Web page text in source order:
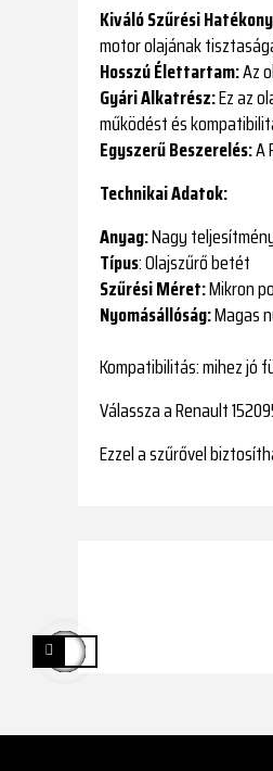
Kiváló Szűrési
motor olajának
Hosszú Élettartam:Az
Gyári Alkatrész:Ez az
működést és
Egyszerű Beszerelés:A
Technikai Adatok:
Anyag:Nagy
Típus: Olajszűrő betét
Szűrési Méret:Mikron
Nyomásállóság:Magas
Kompatibilitás: mihez jó
Válassza a Renault
Ezzel a szűrővel